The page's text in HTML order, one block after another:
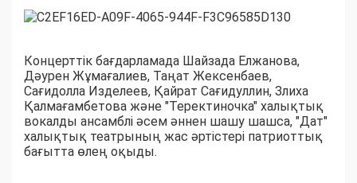
Концерттік бағдарламада Шайзада Елжанова,
Дәурен Жұмағалиев, Таңат Жексенбаев,
Сағидолла Изделеев, Қайрат Сағидуллин, Злиха
Қалмағамбетова және "Теректиночка" халықтық
вокалды ансамблі әсем әннен шашу шашса, "Дат"
халықтық театрының жас әртістері патриоттық
бағытта өлең оқыды.